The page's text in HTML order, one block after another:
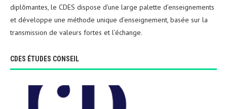
diplômantes, le CDES dispose d’une large palette d’enseignements
et développe une méthode unique d’enseignement, basée sur la
transmission de valeurs fortes et l’échange.
CDES ÉTUDES CONSEIL